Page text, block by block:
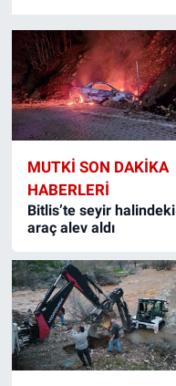
MUTKI SON DAKIKA
HABERLERI
Bitlis’te seyir halindeki
araç alev aldı